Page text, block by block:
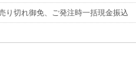
り切れ御免、ご発注時一括現金振込